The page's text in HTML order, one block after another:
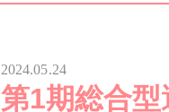
2024.05.24
第1期総合